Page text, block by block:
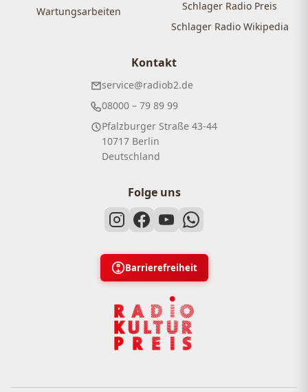
Wartungsarbeiten
Schlager Radio Preis
Schlager Radio Wikipedia
Kontakt
service@radiob2.de
08000 – 79 89 99
Pfalzburger Straße 43-44
10717 Berlin
Deutschland
Folge uns
Barrierefreiheit